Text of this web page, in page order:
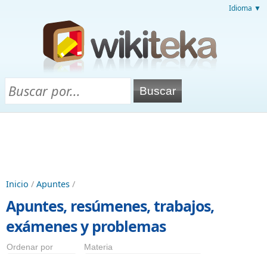
Idioma ▼
Inicio / Apuntes /
Apuntes, resúmenes, trabajos,
exámenes y problemas
Ordenar por Materia